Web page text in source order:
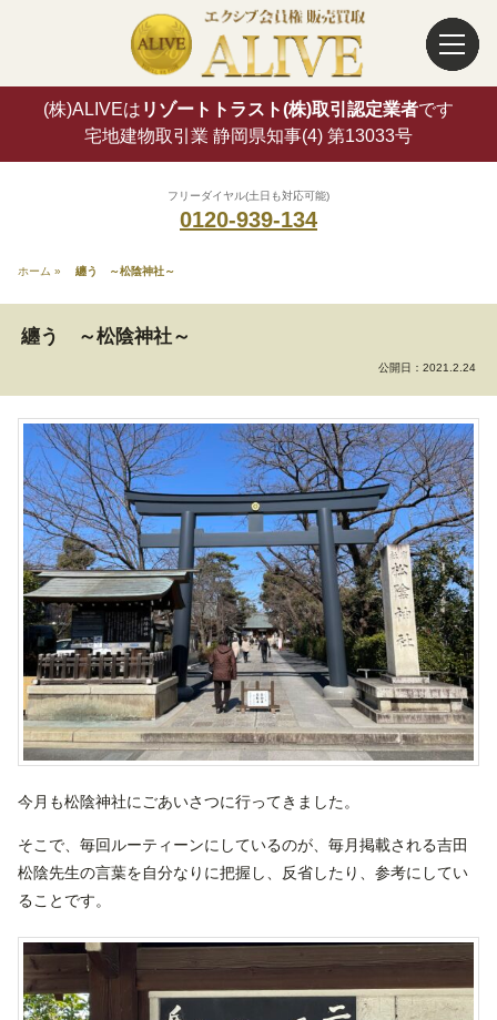
(株)ALIVEは リゾートトラスト(株)取引認定業者です
宅地建物取引業 静岡県知事(4) 第13033号
フリーダイヤル(土日も対応可能)
0120-939-134
ホーム » 纏う ～松陰神社～
纏う ～松陰神社～
公開日： 2021.2.24
今月も松陰神社にごあいさつに行ってきました。
そこで、毎回ルーティーンにしているのが、毎月掲載される吉田
松陰先生の言葉を自分なりに把握し、反省したり、参考にしてい
ることです。